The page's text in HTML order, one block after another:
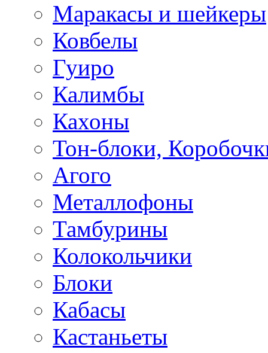
Маракасы и шейкеры
Ковбелы
Гуиро
Калимбы
Кахоны
Тон-блоки,
Агого
Металлофоны
Тамбурины
Колокольчики
Блоки
Кабасы
Кастаньеты